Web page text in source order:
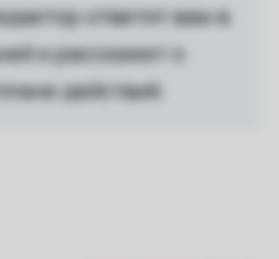
ответит вам в
и расскажет о
действий.